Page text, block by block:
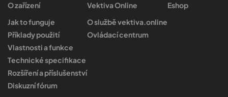
O zařízení
Jak to funguje
Příklady použití
Vlastnosti a funkce
Technické specifikace
Rozšíření a příslušenství
Diskuzní fórum
Vektiva Online
O službě vektiva.online
Ovládací centrum
Eshop